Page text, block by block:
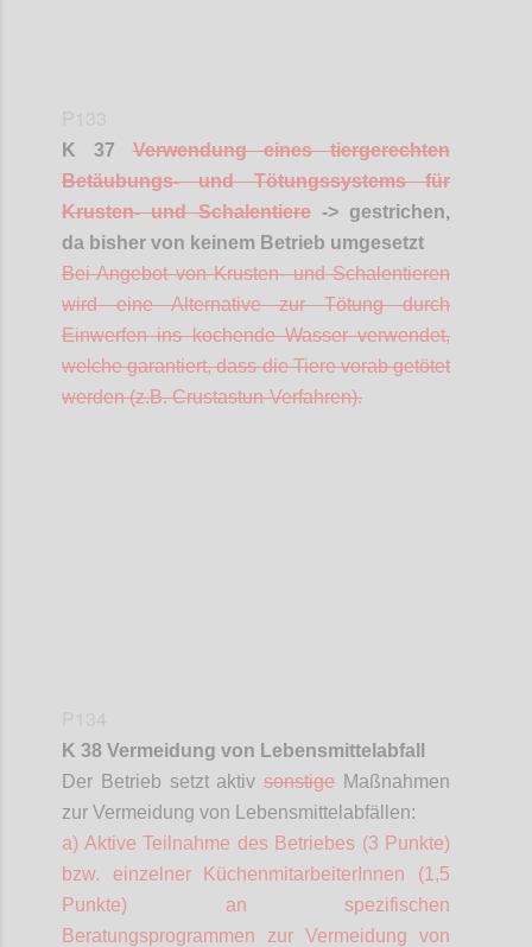
K 37Verwendung eines tiergerechten
Betäubungs- und Tötungssystems für
Krusten- und Schalentiere-> gestrichen,
da bisher von keinem Betrieb umgesetzt
Bei Angebot von Krusten- und Schalentieren
wird eine Alternative zur Tötung durch
Einwerfen ins kochende Wasser verwendet,
welche garantiert, dass die Tiere vorab getötet
werden (z.B.Crustastun-Verfahren).
K 38 Vermeidung von Lebensmittelabfall
Der Betrieb setzt aktivsonstige Maßnahmen
zur Vermeidung von Lebensmittelabfällen:
a) Aktive Teilnahme des Betriebes (3 Punkte)
bzw. einzelner
KüchenmitarbeiterInnen (1,5
Punkte) an spezifischen
Beratungsprogrammen zur Vermeidung von